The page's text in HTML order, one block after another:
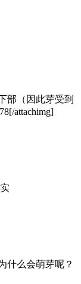
部（因此芽受到
attachimg]
什么会萌芽呢？